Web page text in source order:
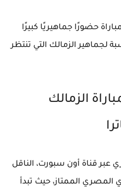
حضورًا جماهيريًا كبيرًا
لجماهير الزمالك التي تنتظر
الزمالك
عبر قناة أون سبورت، الناقل
الممتاز، حيث تبدأ